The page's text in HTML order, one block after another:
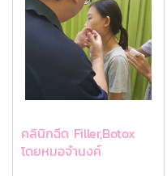
คลินิกฉีด Filler,Botox
โดยหมอจำนงค์